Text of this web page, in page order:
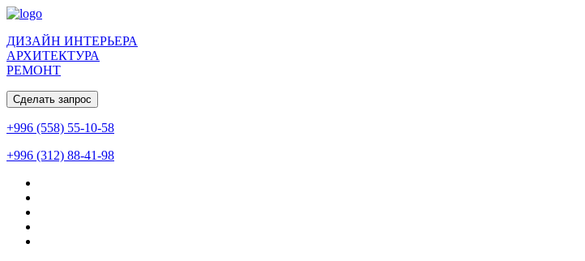
ДИЗАЙН ИНТЕРЬЕРА
АРХИТЕКТУРА
РЕМОНТ
Сделать запрос
+996 (558) 55-10-58
+996 (312) 88-41-98